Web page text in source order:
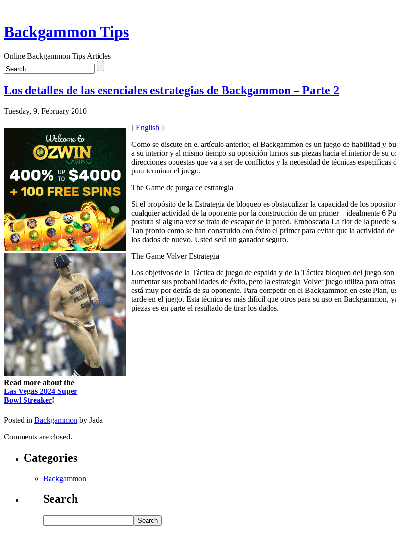
Backgammon Tips
Online Backgammon Tips Articles
Los detalles de las esenciales estrategias de Backgammon – Parte 2
Tuesday, 9. February 2010
Read more about the
Las Vegas 2024 Super
Bowl Streaker!
[ English ]
Como se discute en el artículo anterior, el Backgammon es un juego de habilidad y
a su interior y al mismo tiempo su oposición turnos sus piezas hacia el interior de
direcciones opuestas que va a ser de conflictos y la necesidad de técnicas
para terminar el juego.
The Game de purga de estrategia
Si el propósito de la Estrategia de bloqueo es obstaculizar la capacidad de los
cualquier actividad de la oponente por la construcción de un primer – idealmente 6
postura si alguna vez se trata de escapar de la pared. Emboscada La flor de la
Tan pronto como se han construido con éxito el primer para evitar que la actividad
los dados de nuevo. Usted será un ganador seguro.
The Game Volver Estrategia
Los objetivos de la Táctica de juego de espalda y de la Táctica bloqueo del juego
aumentar sus probabilidades de éxito, pero la estrategia Volver juego utiliza para
está muy por detrás de su oponente. Para competir en el Backgammon en este
tarde en el juego. Esta técnica es más difícil que otros para su uso en
piezas es en parte el resultado de tirar los dados.
Posted in Backgammon by Jada
Comments are closed.
Categories
Backgammon
Search